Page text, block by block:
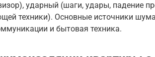
ударный (шаги, удары, падение
техники). Основные источники
и бытовая техника.